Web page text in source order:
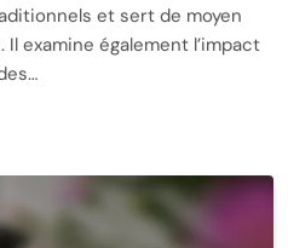
et sert de moyen
examine également l’impact